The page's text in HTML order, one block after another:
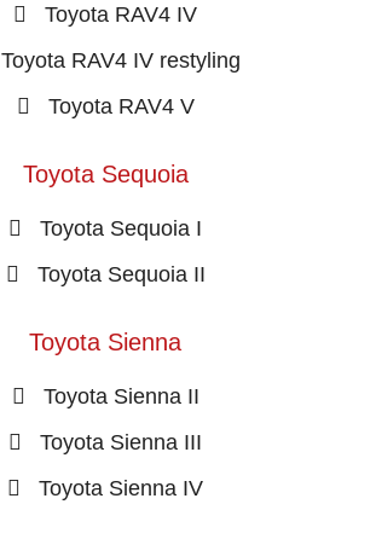
Toyota RAV4 IV
Toyota RAV4 IV restyling
Toyota RAV4 V
Toyota Sequoia
Toyota Sequoia I
Toyota Sequoia II
Toyota Sienna
Toyota Sienna II
Toyota Sienna III
Toyota Sienna IV